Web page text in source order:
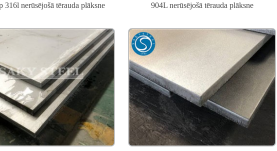
316l nerūsējošā tērauda plāksne 904L nerūsējošā tērauda plāksne